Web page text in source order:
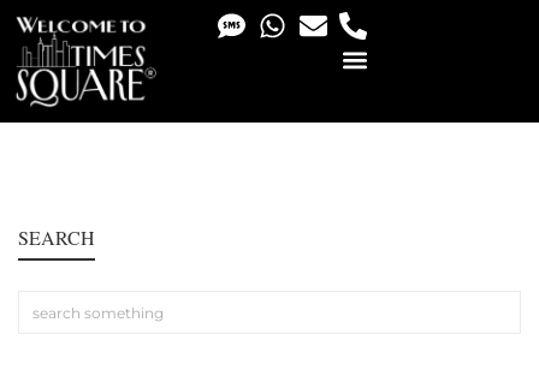
SEARCH